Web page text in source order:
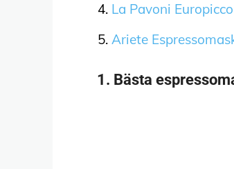
La Pavoni
Ariete
1. Bästa